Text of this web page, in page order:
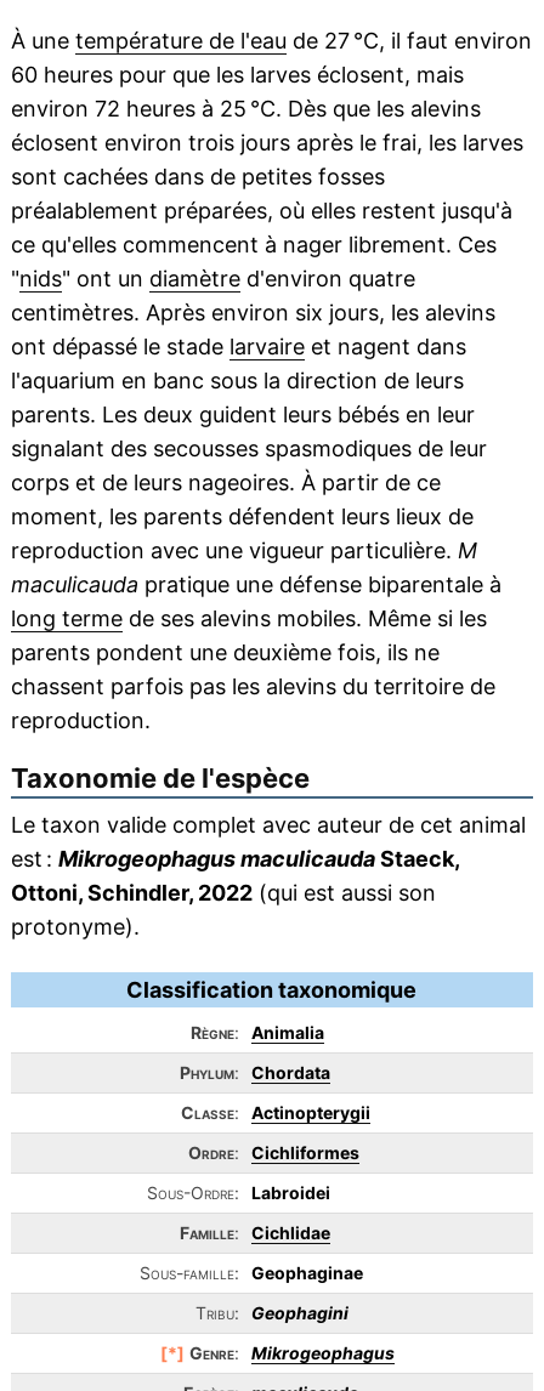
À une température de l'eau de 27 °C, il faut environ
60 heures pour que les larves éclosent, mais
environ 72 heures à 25 °C. Dès que les alevins
éclosent environ trois jours après le frai, les larves
sont cachées dans de petites fosses
préalablement préparées, où elles restent jusqu'à
ce qu'elles commencent à nager librement. Ces
"nids" ont un diamètred'environ quatre
centimètres. Après environ six jours, les alevins
ont dépassé le stade larvaireet nagent dans
l'aquarium en banc sous la direction de leurs
parents. Les deux guident leurs bébés en leur
signalant des secousses spasmodiques de leur
corps et de leurs nageoires. À partir de ce
moment, les parents défendent leurs lieux de
reproduction avec une vigueur particulière. M
maculicauda pratique une défense biparentale à
long termede ses alevins mobiles. Même si les
parents pondent une deuxième fois, ils ne
chassent parfois pas les alevins du territoire de
reproduction.
Taxonomie de l'espèce
Le taxon valide complet avec auteur de cet animal
est : Mikrogeophagus maculicaudaStaeck,
Ottoni, Schindler, 2022(qui est aussi son
protonyme).
Classification taxonomique
Règne:
Animalia
Phylum:
Chordata
Classe:
Actinopterygii
Ordre:
Cichliformes
Sous-Ordre:
Labroidei
Famille:
Cichlidae
Sous-famille:
Geophaginae
Tribu:
Geophagini
[*] Genre:
Mikrogeophagus